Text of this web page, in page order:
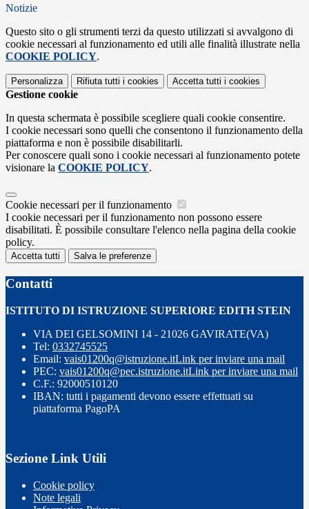
Notizie
Questo sito o gli strumenti terzi da questo utilizzati si avvalgono di
cookie necessari al funzionamento ed utili alle finalità illustrate nella
COOKIE POLICY.
Personalizza Rifiuta tutti i cookies Accetta tutti i cookies
Gestione cookie
In questa schermata è possibile scegliere quali cookie consentire.
I cookie necessari sono quelli che consentono il funzionamento della
piattaforma e non è possibile disabilitarli.
Per conoscere quali sono i cookie necessari al funzionamento potete
visionare la COOKIE POLICY.
Cookie necessari per il funzionamento
I cookie necessari per il funzionamento non possono essere
disabilitati. È possibile consultare l'elenco nella pagina della cookie
policy.
Accetta tutti Salva le preferenze
Contatti
ISTITUTO DI ISTRUZIONE SUPERIORE EDITH STEIN
VIA DEI GELSOMINI 14 - 21026 GAVIRATE(VA)
Tel: 0332745525
Email: vais01200q@istruzione.itLink per inviare una mail
PEC: vais01200q@pec.istruzione.itLink per inviare una mail
C.F.: 92000510120
IBAN: tutti i pagamenti devono essere effettuati su
piattaforma PagoPA
Sezione Link Utili
Cookie policy
Note legali